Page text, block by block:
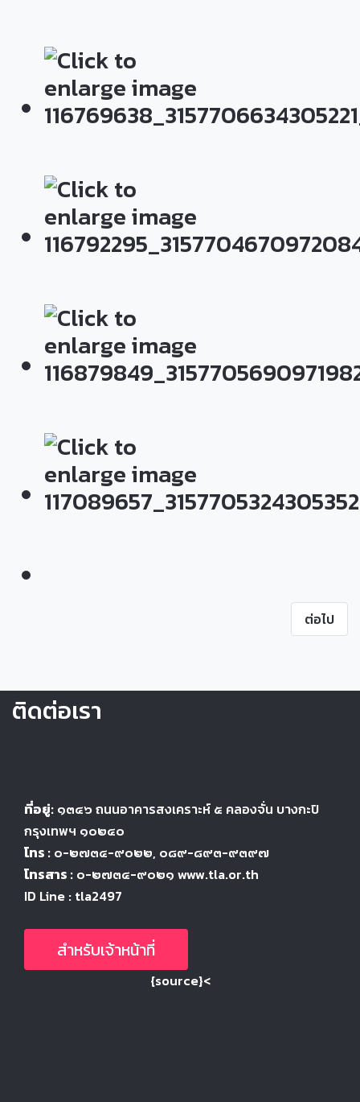
ต่อไป
ติดต่อเรา
ที่อยู่: ๑๓๔๖ ถนนอาคารสงเคราะห์ ๕ คลองจั่น บางกะปิ
กรุงเทพฯ ๑๐๒๔๐
โทร : ๐-๒๗๓๔-๙๐๒๒, ๐๘๙-๘๙๓-๙๓๙๗
โทรสาร : ๐-๒๗๓๔-๙๐๒๑ www.tla.or.th
ID Line : tla2497
สำหรับเจ้าหน้าที่
{source}<